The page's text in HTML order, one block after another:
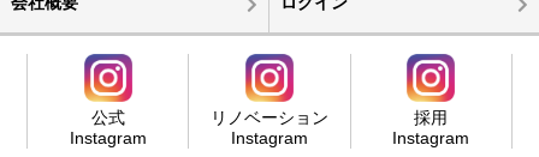
公式
Instagram
リノベーション
Instagram
採用
Instagram